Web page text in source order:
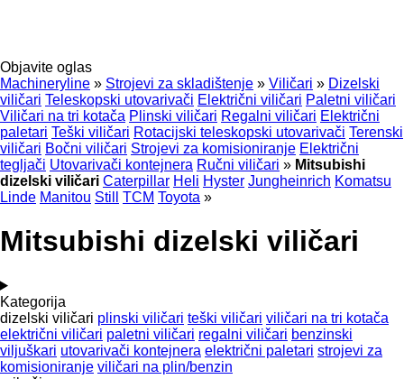
Objavite oglas
Machineryline » Strojevi za skladištenje » Viličari » Dizelski
viličari Teleskopski utovarivači Električni viličari Paletni viličari
Viličari na tri kotača Plinski viličari Regalni viličari Električni
paletari Teški viličari Rotacijski teleskopski utovarivači Terenski
viličari Bočni viličari Strojevi za komisioniranje Električni
tegljači Utovarivači kontejnera Ručni viličari » Mitsubishi
dizelski viličari Caterpillar Heli Hyster Jungheinrich Komatsu
Linde Manitou Still TCM Toyota »
Mitsubishi dizelski viličari
Kategorija
dizelski viličari plinski viličari teški viličari viličari na tri kotača
električni viličari paletni viličari regalni viličari benzinski
viljuškari utovarivači kontejnera električni paletari strojevi za
komisioniranje viličari na plin/benzin